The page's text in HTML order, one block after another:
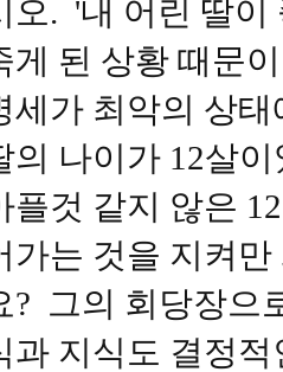
오. '내 어린 딸이
게 된 상황 때문
세가 최악의 상
의 나이가 12살
플것 같지 않은
가는 것을 지켜
? 그의 회당장으
과 지식도 결정